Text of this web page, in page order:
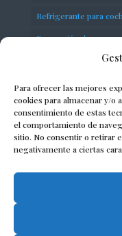
Para ofrecer las mejores
cookies para almacenar y/o
consentimiento de estas
el comportamiento de
sitio. No consentir o retirar
negativamente a ciertas
Refrigerante para
Reparación de
Suspensión neumática
talleres mecánicos
Termostato
Volkswagen